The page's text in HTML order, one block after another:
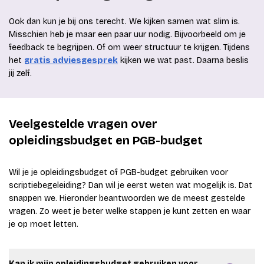
Ook dan kun je bij ons terecht. We kijken samen wat slim is.
Misschien heb je maar een paar uur nodig. Bijvoorbeeld om je
feedback te begrijpen. Of om weer structuur te krijgen. Tijdens
het gratis adviesgesprek kijken we wat past. Daarna beslis
jij zelf.
Veelgestelde vragen over
opleidingsbudget en PGB-budget
Wil je je opleidingsbudget of PGB-budget gebruiken voor
scriptiebegeleiding? Dan wil je eerst weten wat mogelijk is. Dat
snappen we. Hieronder beantwoorden we de meest gestelde
vragen. Zo weet je beter welke stappen je kunt zetten en waar
je op moet letten.